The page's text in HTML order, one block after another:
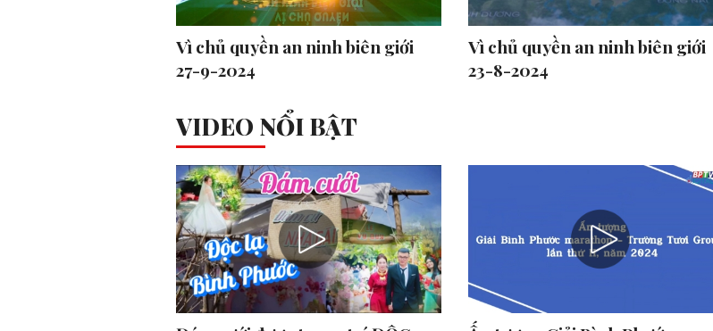
Vì chủ quyền an ninh biên giới
27-9-2024
Vì chủ quyền an ninh biên giới
23-8-2024
VIDEO NỔI BẬT